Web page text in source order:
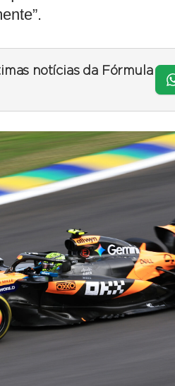
notícias da Fórmula